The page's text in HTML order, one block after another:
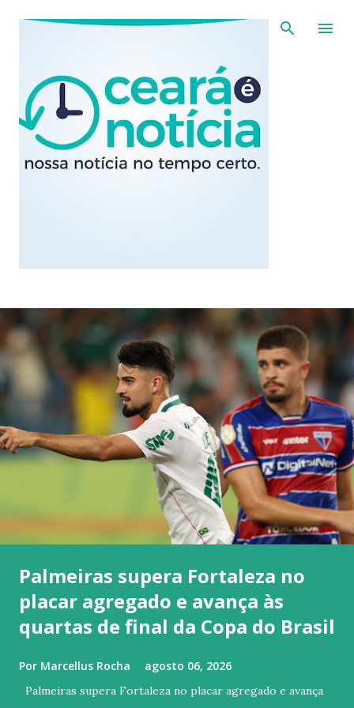
Pular para o conteúdo principal
Palmeiras supera Fortaleza no
placar agregado e avança às
quartas de final da Copa do Brasil
Por Marcellus Rocha agosto 06, 2026
Palmeiras supera Fortaleza no placar agregado e avança